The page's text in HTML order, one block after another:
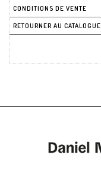
CONDITIONS DE VENTE
RETOURNER AU CATALOGUE